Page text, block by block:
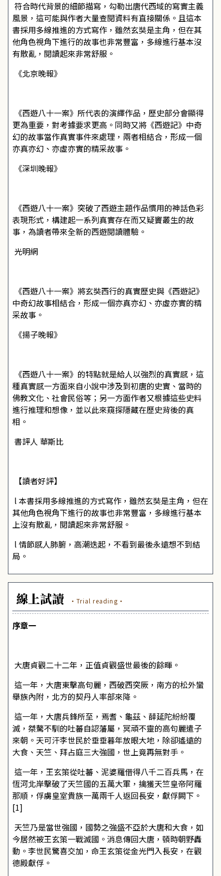
符合時代背景的細節描寫，勾勒出唐代西域的寫實主義
風景，這可能與作者大量查閱資料有直接關係。且這本
書採用多線推進的方式寫作，雖然玄奘是主角，但在其
他角色視角下進行的故事也非常豐富，多線進行基本沒
有散亂，閱讀起來非常舒服。
――《北京晚報》
《西遊八十一案》所代表的演繹作品，歷史部分會顯得
更為重要，對考據要求更高。同時又將《西遊記》中奇
幻的故事當作真實事件來處理，兩者相結合，形成一個
亦真亦幻、亦虛亦實的精采故事。
――《深圳晚報》
《西遊八十一案》突破了西遊主題作品慣用的神話色彩
表現形式，構建起一系列真實存在而又疑竇叢生的故
事，為讀者帶來全新的西遊閱讀體驗。
――光明網
《西遊八十一案》將玄奘西行的真實歷史與《西遊記》
中奇幻故事相結合，形成一個亦真亦幻、亦虛亦實的精
采故事。
――《揚子晚報》
《西遊八十一案》的特點就是給人以強烈的真實感，這
種真實感一方面來自小說中涉及到初唐的史實、當時的
佛教文化、社會民俗等；另一方面作者又根據這些史料
進行推理和想像，並以此來窺探隱藏在歷史背後的真
相。
――書評人 華斯比
【讀者好評】
l 本書採用多線推進的方式寫作，雖然玄奘是主角，但在
其他角色視角下進行的故事也非常豐富，多線進行基本
上沒有散亂，閱讀起來非常舒服。
l 情節感人肺腑，高潮迭起，不看到最後永遠想不到結
局。
線上試讀 ·Trial reading·
序章一
大唐貞觀二十二年，正值貞觀盛世最後的餘暉。
這一年，大唐東擊高句麗，西破西突厥，南方的松外蠻
舉族內附，北方的契丹人率部來降。
這一年，大唐兵鋒所至，焉耆、龜茲、薛延陀紛紛覆
滅，桀驁不馴的吐蕃自認藩屬，冥頑不靈的高句麗遣子
來朝。天可汗李世民於垂垂暮年放眼大地，除卻遙遠的
大食、天竺、拜占庭三大強國，世上竟再無對手。
這一年，王玄策從吐蕃、泥婆羅借得八千二百兵馬，在
恆河北岸擊破了天竺國的五萬大軍，擒獲天竺皇帝阿羅
那順，俘虜皇室貴族一萬兩千人返回長安，獻俘闕下。
[1]
天竺乃是當世強國，國勢之強盛不亞於大唐和大食，如
今居然被王玄策一戰滅國。消息傳回大唐，頓時朝野轟
動。李世民驚喜交加，命王玄策從金光門入長安，在觀
德殿獻俘。